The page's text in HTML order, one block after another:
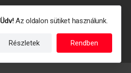
Üdv!Az oldalon sütiket használunk.
Részletek Rendben